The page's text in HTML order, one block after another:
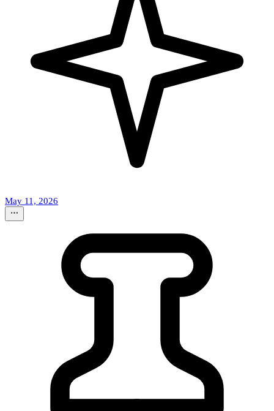
May 11, 2026